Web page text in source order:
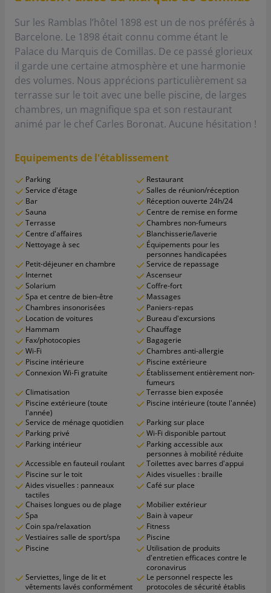
Sur les Ramblas l’hôtel 1898 est un de nos préférés à
Barcelone. Le 1898 était connu comme étant le
Palace du Marquis de Comillas. De ce passé glorieux
il garde une certaine atmosphère et une harmonie
des volumes. Nous apprécions particulièrement sa
terrasse sur le toit avec une belle piscine, de larges
chambres, un magnifique spa et son restaurant
animé par le chef Carles Boronat. Aucune hésitation !
Equipements de l'établissement
Parking
Restaurant
Service d'étage
Salles de réunion/réception
Bar
Réception ouverte 24h/24
Sauna
Centre de remise en forme
Terrasse
Chambres non-fumeurs
Centre d'affaires
Blanchisserie/laverie
Nettoyage à sec
Équipements pour les
personnes handicapées
Petit-déjeuner en chambre
Service de repassage
Internet
Ascenseur
Solarium
Coffre-fort
Spa et centre de bien-être
Massages
Chambres insonorisées
Paniers-repas
Location de voitures
Bureau d'excursions
Hammam
Chauffage
Fax/photocopies
Bagagerie
Wi-Fi
Chambres anti-allergie
Piscine intérieure
Piscine extérieure
Connexion Wi-Fi gratuite
Établissement entièrement non-
fumeurs
Climatisation
Terrasse bien exposée
Piscine extérieure (toute
l'année)
Piscine intérieure (toute l'année)
Service de ménage quotidien
Parking sur place
Parking privé
Wi-Fi disponible partout
Parking intérieur
Parking accessible aux
personnes à mobilité réduite
Accessible en fauteuil roulant
Toilettes avec barres d'appui
Piscine sur le toit
Aides visuelles : braille
Aides visuelles : panneaux
tactiles
Café sur place
Chaises longues ou de plage
Mobilier extérieur
Spa
Bain à vapeur
Coin spa/relaxation
Fitness
Vestiaires salle de sport/spa
Piscine
Piscine
Utilisation de produits
d'entretien efficaces contre le
coronavirus
Serviettes, linge de lit et
vêtements lavés conformément
Le personnel respecte les
protocoles de sécurité établis